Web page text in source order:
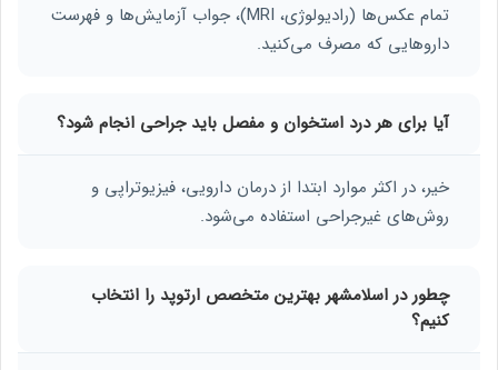
تمام عکس‌ها (رادیولوژی، MRI)، جواب آزمایش‌ها و فهرست
داروهایی که مصرف می‌کنید.
آیا برای هر درد استخوان و مفصل باید جراحی انجام شود؟
خیر، در اکثر موارد ابتدا از درمان دارویی، فیزیوتراپی و
روش‌های غیرجراحی استفاده می‌شود.
چطور در اسلامشهر بهترین متخصص ارتوپد را انتخاب
کنیم؟